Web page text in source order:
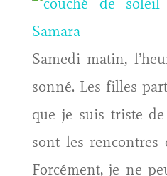
Samedi matin,
sonné. Les filles
que je suis triste
sont les rencontres
Forcément, je ne